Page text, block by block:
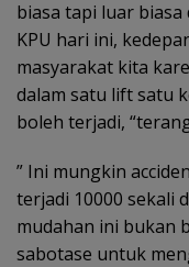
biasa tapi luar
KPU hari ini,
masyarakat kita
dalam satu lift satu
boleh terjadi,
” Ini mungkin
terjadi 10000 sekali
mudahan ini bukan
sabotase untuk